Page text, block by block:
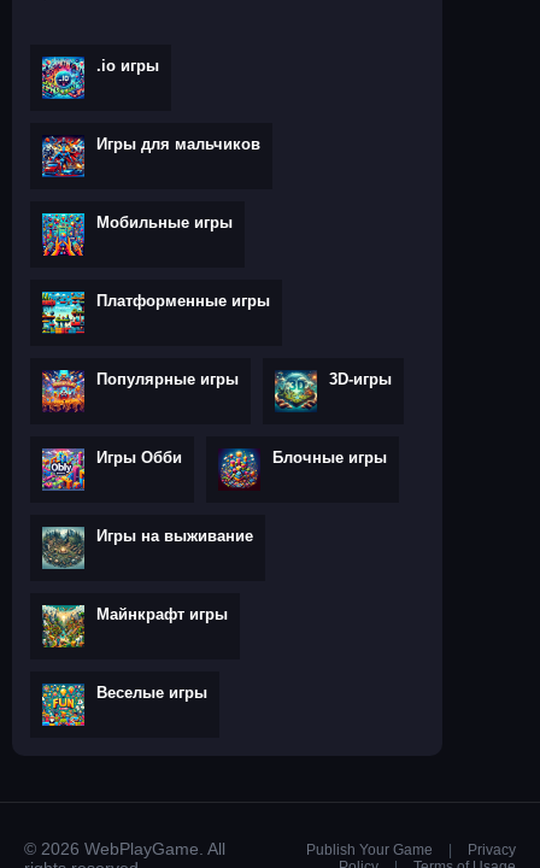
.io игры
Игры для мальчиков
Мобильные игры
Платформенные игры
Популярные игры 3D-игры
Игры Обби Блочные игры
Игры на выживание
Майнкрафт игры
Веселые игры
© 2026 WebPlayGame. All
Publish Your Game
Privacy